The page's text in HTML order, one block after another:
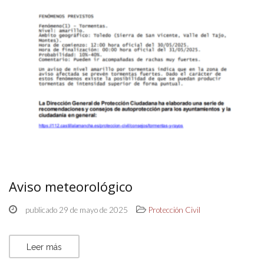
Aviso meteorológico
publicado 29 de mayo de 2025 Protección Civil
Leer más